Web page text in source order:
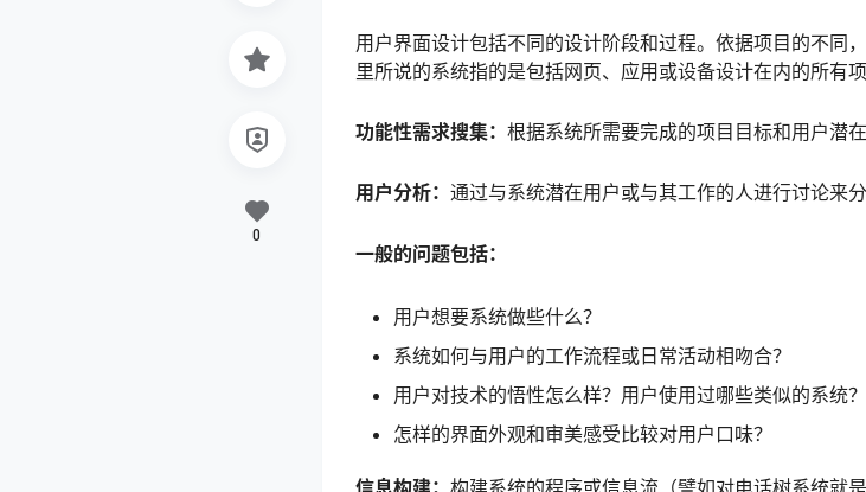
用户界面设计包括不同的设计阶段和过程。依据项目的不同
里所说的系统指的是包括网页、应用或设备设计在内的所有项
功能性需求搜集： 根据系统所需要完成的项目目标和用户潜
用户分析： 通过与系统潜在用户或与其工作的人进行讨论来分
一般的问题包括：
用户想要系统做些什么？
系统如何与用户的工作流程或日常活动相吻合？
用户对技术的悟性怎么样？用户使用过哪些类似的系统？
怎样的界面外观和审美感受比较对用户口味？
0